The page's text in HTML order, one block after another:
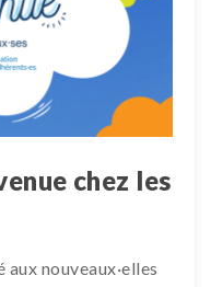
chez les
nouveaux·elles